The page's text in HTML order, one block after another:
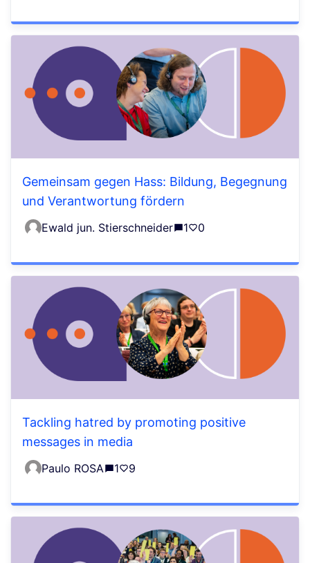
Gemeinsam gegen Hass: Bildung, Begegnung
und Verantwortung fördern
Ewald jun. Stierschneider 1 0
Tackling hatred by promoting positive
messages in media
Paulo ROSA 1 9